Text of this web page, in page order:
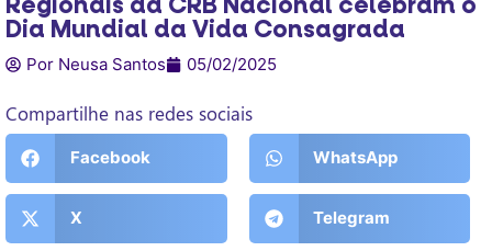
Dia Mundial da Vida Consagrada
Por Neusa Santos 05/02/2025
Compartilhe nas redes sociais
Facebook WhatsApp
X Telegram